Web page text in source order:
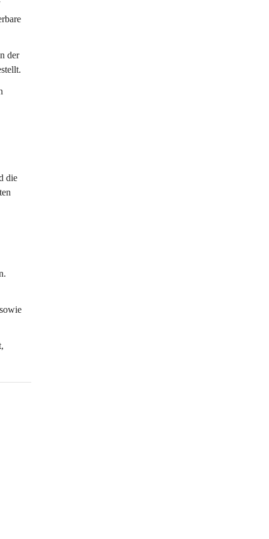
der
die